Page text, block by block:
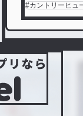
#カントリーヒュ